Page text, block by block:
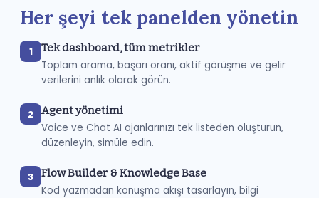
Her şeyi tek panelden yönetin
1 Tek dashboard, tüm metrikler
Toplam arama, başarı oranı, aktif görüşme ve gelir
verilerini anlık olarak görün.
2 Agent yönetimi
Voice ve Chat AI ajanlarınızı tek listeden oluşturun,
düzenleyin, simüle edin.
3 Flow Builder & Knowledge Base
Kod yazmadan konuşma akışı tasarlayın, bilgi